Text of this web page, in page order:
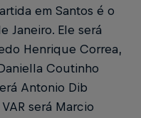
em Santos é o
Janeiro. Ele será
Henrique Correa,
Coutinho
Antonio Dib
será Marcio